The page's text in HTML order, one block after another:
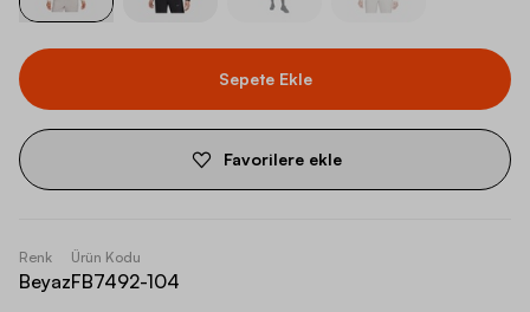
Sepete Ekle
Favorilere ekle
Renk
Beyaz
Ürün Kodu
FB7492-104